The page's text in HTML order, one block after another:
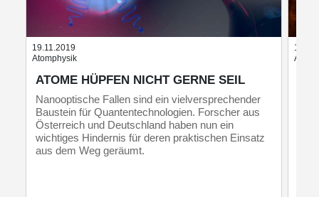
19.11.2019
Atomphysik
ATOME HÜPFEN NICHT GERNE SEIL
Nanooptische Fallen sind ein vielversprechender
Baustein für Quantentechnologien. Forscher aus
Österreich und Deutschland haben nun ein
wichtiges Hindernis für deren praktischen Einsatz
aus dem Weg geräumt.